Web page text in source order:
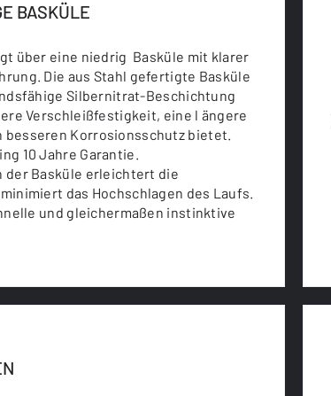
BASKÜLE
über eine niedrig Basküle mit klarer
Die aus Stahl gefertigte Basküle
Silbernitrat-Beschichtung
Verschleißfestigkeit, eine l ängere
besseren Korrosionsschutz bietet.
10 Jahre Garantie.
der Basküle erleichtert die
das Hochschlagen des Laufs.
und gleichermaßen instinktive